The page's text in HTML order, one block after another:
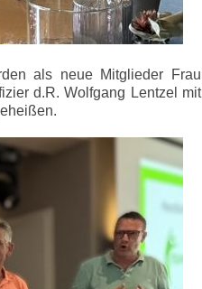
als neue Mitglieder Frau
d.R. Wolfgang Lentzel mit